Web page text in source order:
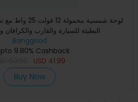
لوحة شمسية
البطيئة للسيارة والقارب والكرافان
Banggood
9.80% Cashback
USD 41.99
Buy Now